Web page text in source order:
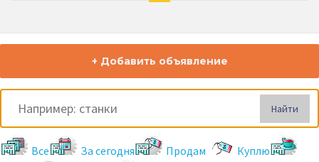
+ Добавить объявление
Найти
Все За сегодня Продам
Куплю